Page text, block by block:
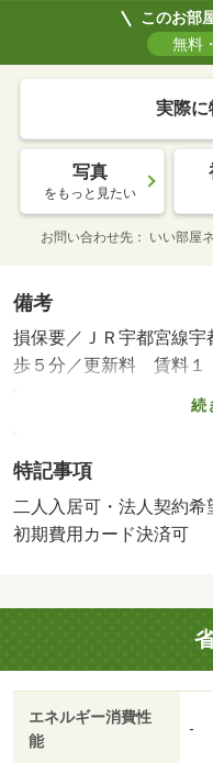
このお部
無料
実際に
写真
をもっと見たい
お問い合わせ先 いい部屋
備考
損保要／ＪＲ宇都宮線
歩５分／更新料 賃料
００００円／保証会社
初回保証料月額賃料の
務所利用不可／短期解約
月 楽天保険要加入：３
米以上８５０円／月／バ
ン／追焚機能浴室／角
２口コンロ／駐輪場／
不要／プロパンガス／
用カード決済可／ヨー
６２１ｍ／株式会社福
ー）まで３７２ｍ/賃貸
続
特記事項
二人入居可・法人契約希
初期費用カード決済可
エネルギー消費性
能
-